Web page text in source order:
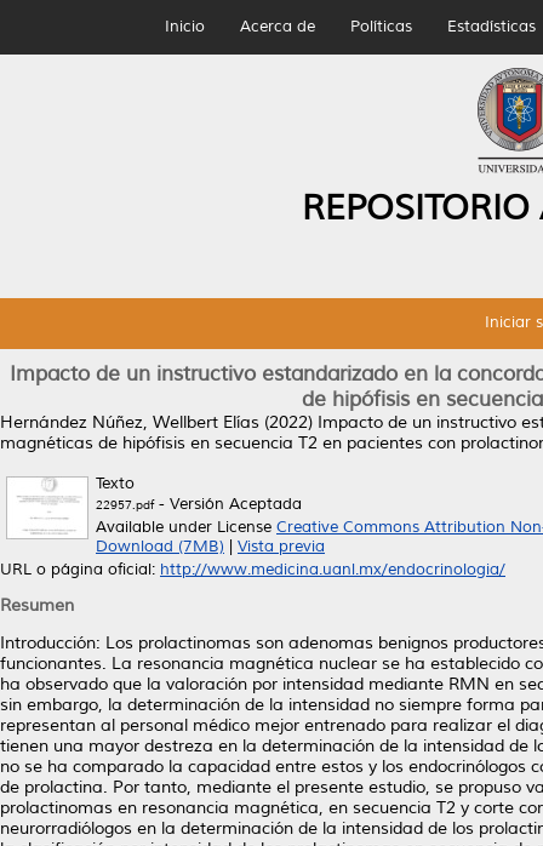
Inicio Acerca de Políticas Estadísticas
Iniciar
Impacto de un instructivo estandarizado en la
de hipófisis en
Hernández Núñez, Wellbert Elías (2022) Impacto de un instructivo
magnéticas de hipófisis en secuencia T2 en pacientes con
Texto
22957.pdf- Versión Aceptada
Available under License Creative Commons Attribution
Download (7MB)
Vista previa
URL o página oficial: http://www.medicina.uanl.mx/endocrinologia/
Resumen
Introducción: Los prolactinomas son adenomas benignos
funcionantes. La resonancia magnética nuclear se ha establecido
ha observado que la valoración por intensidad mediante RMN en
sin embargo, la determinación de la intensidad no siempre forma
representan al personal médico mejor entrenado para realizar el
tienen una mayor destreza en la determinación de la intensidad
no se ha comparado la capacidad entre estos y los endocrinólogos
de prolactina. Por tanto, mediante el presente estudio, se propuso
prolactinomas en resonancia magnética, en secuencia T2 y corte
neurorradiólogos en la determinación de la intensidad de los